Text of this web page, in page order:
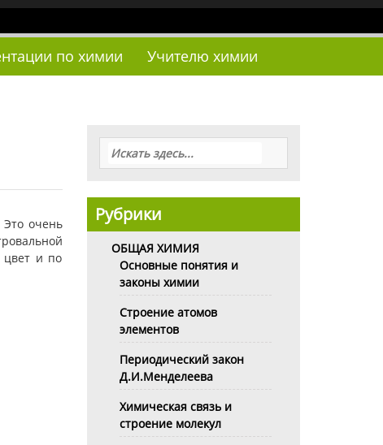
по химии Учителю химии
Это очень
цвет и по
Рубрики
ОБЩАЯ ХИМИЯ
Основные понятия и
законы химии
Строение атомов
элементов
Периодический закон
Д.И.Менделеева
Химическая связь и
строение молекул